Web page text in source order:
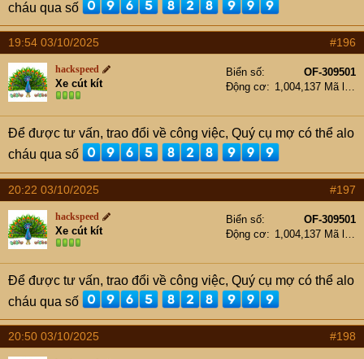
cháu qua số
19:54 03/10/2025 #196
hackspeed
Xe cút kít
Biển số
OF-309501
Động cơ
1,004,137 Mã lực
Để được tư vấn, trao đổi về công việc, Quý cụ mợ có thể alo
cháu qua số
20:22 03/10/2025 #197
hackspeed
Xe cút kít
Biển số
OF-309501
Động cơ
Để được tư vấn, trao đổi về công việc, Quý cụ mợ có thể alo
cháu qua số
20:50 03/10/2025 #198